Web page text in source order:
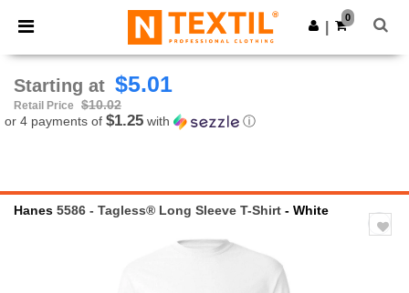
× Ntextil App
Better prices on app!
Get the app
0
Starting at $5.01
Retail Price
$10.02
or 4 payments of $1.25 with ⓘ
Hanes 5586 - Tagless® Long Sleeve T-Shirt - White